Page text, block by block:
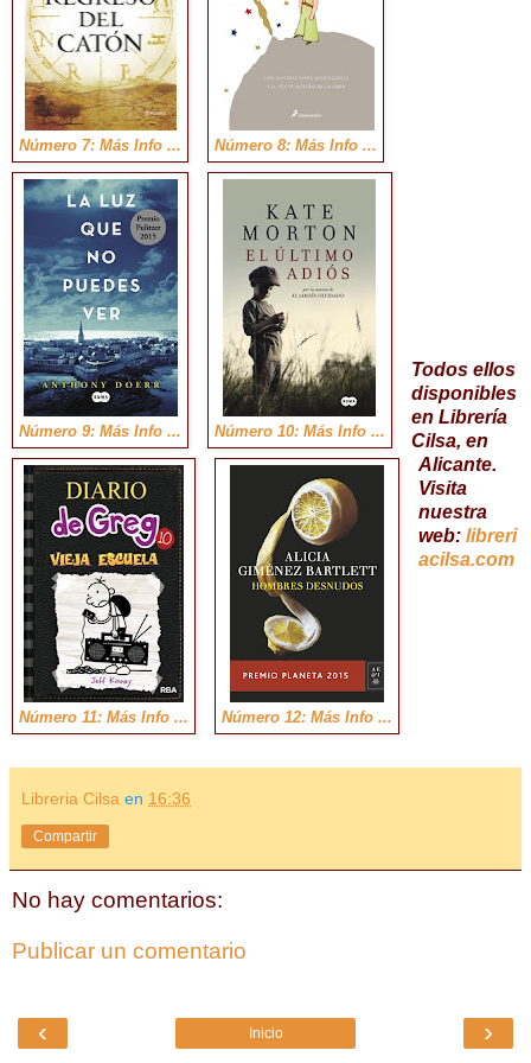
Número 7: Más Info ... Número 8: Más Info ...
Número 9: Más Info ... Número 10: Más Info ...
Número 11: Más Info ... Número 12: Más Info ...
Todos ellos
disponibles
en Librería
Cilsa, en
Alicante.
Visita
nuestra
web: libreri
acilsa.com
Libreria Cilsa en 16:36
Compartir
No hay comentarios:
Publicar un comentario
‹ ›
Inicio